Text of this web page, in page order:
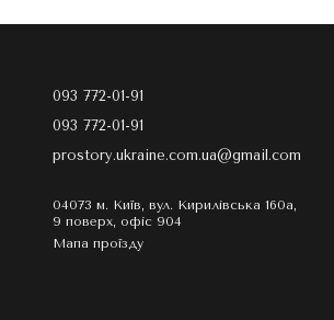
093 772-01-91
093 772-01-91
prostory.ukraine.com.ua@gmail.com
04073 м. Київ, вул. Кирилівська 160а,
9 поверх, офіс 904
Мапа проїзду